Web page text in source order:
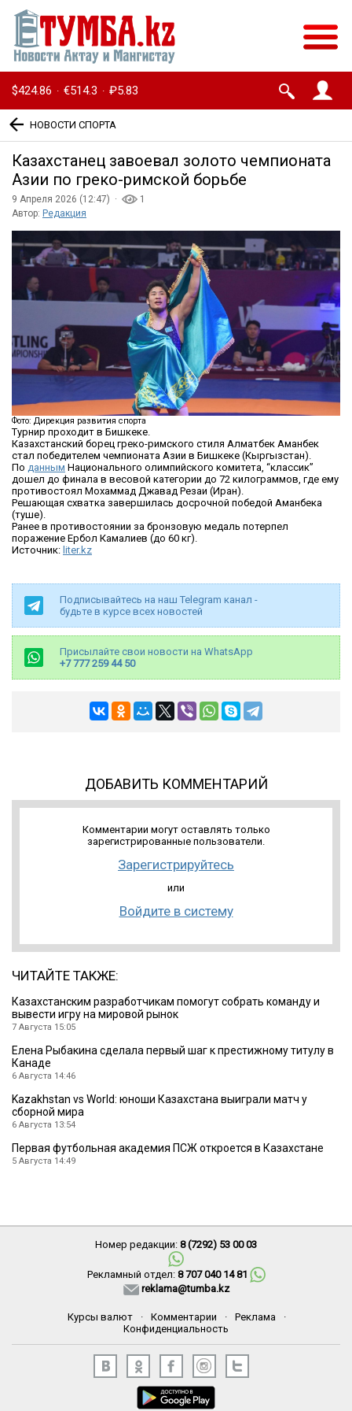
$424.86 · €514.3 · ₽5.83
НОВОСТИ СПОРТА
Казахстанец завоевал золото чемпионата
Азии по греко-римской борьбе
9 Апреля 2026 (12:47) ·
1
Автор: Редакция
Фото: Дирекция развития спорта
Турнир проходит в Бишкеке.
Казахстанский борец греко-римского стиля Алматбек Аманбек
стал победителем чемпионата Азии в Бишкеке (Кыргызстан).
По данным Национального олимпийского комитета, “классик”
дошел до финала в весовой категории до 72 килограммов, где ему
противостоял Мохаммад Джавад Резаи (Иран).
Решающая схватка завершилась досрочной победой Аманбека
(туше).
Ранее в противостоянии за бронзовую медаль потерпел
поражение Ербол Камалиев (до 60 кг).
Источник: liter.kz
Подписывайтесь на наш Telegram канал -
будьте в курсе всех новостей
Присылайте свои новости на WhatsApp
+7 777 259 44 50
ДОБАВИТЬ КОММЕНТАРИЙ
Комментарии могут оставлять только
зарегистрированные пользователи.
Зарегистрируйтесь
или
Войдите в систему
ЧИТАЙТЕ ТАКЖЕ:
Казахстанским разработчикам помогут собрать команду и
вывести игру на мировой рынок
7 Августа 15:05
Елена Рыбакина сделала первый шаг к престижному титулу в
Канаде
6 Августа 14:46
Kazakhstan vs World: юноши Казахстана выиграли матч у
сборной мира
6 Августа 13:54
Первая футбольная академия ПСЖ откроется в Казахстане
5 Августа 14:49
Номер редакции: 8 (7292) 53 00 03
Рекламный отдел: 8 707 040 14 81
reklama@tumba.kz
Курсы валют · Комментарии · Реклама
·
Конфиденциальность